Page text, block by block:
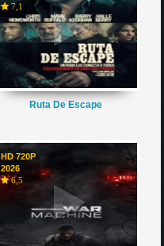
7,1
Ruta De Escape
HD 720P
2026
6,5